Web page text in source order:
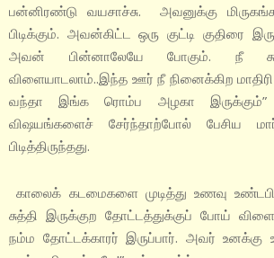
பன்னிரண்டு வயசாச்சு‌. அவனுக்கு
பிடிக்கும். அவன்கிட்ட ஒரு குட்டி குதிரை
அவன் பின்னாலேயே போகும். நீ
விளையாடலாம்..இந்த ஊர் நீ நினைக்கிற
வந்தா இங்க ரொம்ப அழகா இருக்கும்”
விஷயங்களைச் சேர்ந்தாற்போல் பேசிய
பிடித்திருந்தது.
காலைக் கடமைகளை முடித்து உணவு
சுத்தி இருக்குற தோட்டத்துக்குப் போய்
நம்ம தோட்டக்காரர் இருப்பார். அவர் உனக்கு